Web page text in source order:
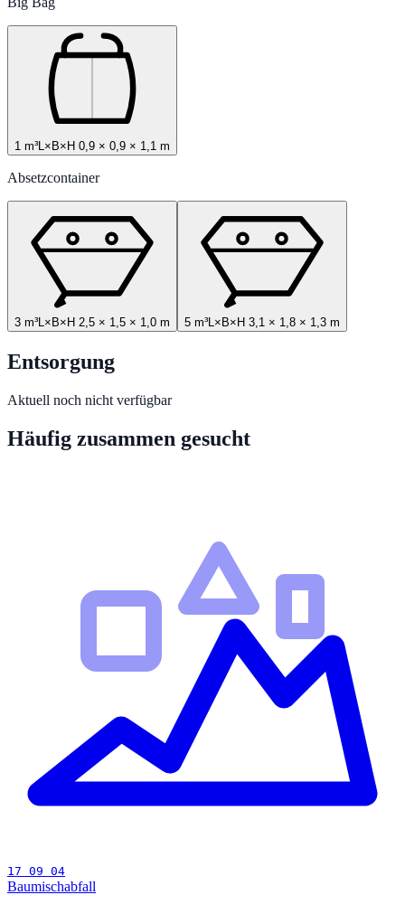
1 m³L×B×H 0,9 × 0,9 × 1,1 m
Absetzcontainer
3 m³ L×B×H 2,5 × 1,5 × 1,0 m 5 m³ L×B×H 3,1 × 1,8 × 1,3 m
Entsorgung
Aktuell noch nicht verfügbar
Häufig zusammen gesucht
17 09 04
Baumischabfall